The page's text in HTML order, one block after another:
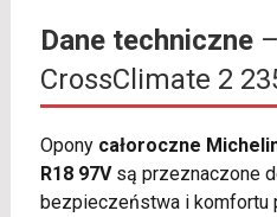
Dane techniczne–
CrossClimate 2
Opony całoroczne
R18 97Vsą przeznaczone
bezpieczeństwa i komfortu